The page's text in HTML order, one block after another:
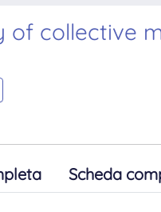
collective
Scheda